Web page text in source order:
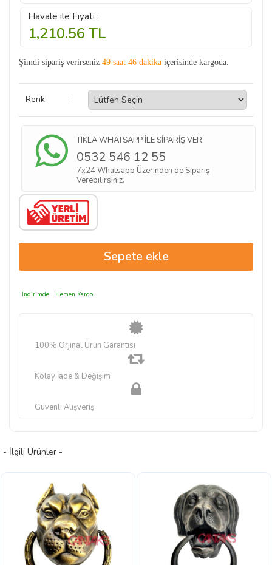
Havale ile Fiyatı :
1,210.56 TL
Şimdi sipariş verirseniz 49 saat 46 dakika içerisinde kargoda.
Renk :
TIKLA WHATSAPP İLE SİPARİŞ VER
0532 546 12 55
7x24 Whatsapp Üzerinden de Sipariş
Verebilirsiniz.
İndirimde Hemen Kargo
100% Orjinal Ürün Garantisi
Kolay İade & Değişim
Güvenli Alışveriş
- İlgili Ürünler -